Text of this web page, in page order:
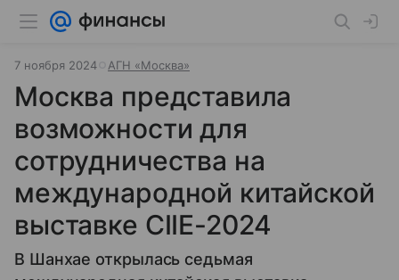
7 ноября 2024 АГН «Москва»
Москва представила
возможности для
сотрудничества на
международной китайской
выставке CIIE-2024
В Шанхае открылась седьмая